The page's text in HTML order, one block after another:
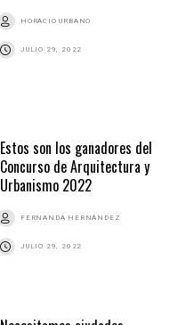
HORACIO URBANO
JULIO 29, 2022
Estos son los ganadores del
Concurso de Arquitectura y
Urbanismo 2022
FERNANDA HERNÁNDEZ
JULIO 29, 2022